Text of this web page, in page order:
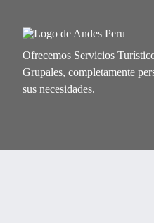
Ofrecemos Servicios
Grupales, completamente
sus necesidades.